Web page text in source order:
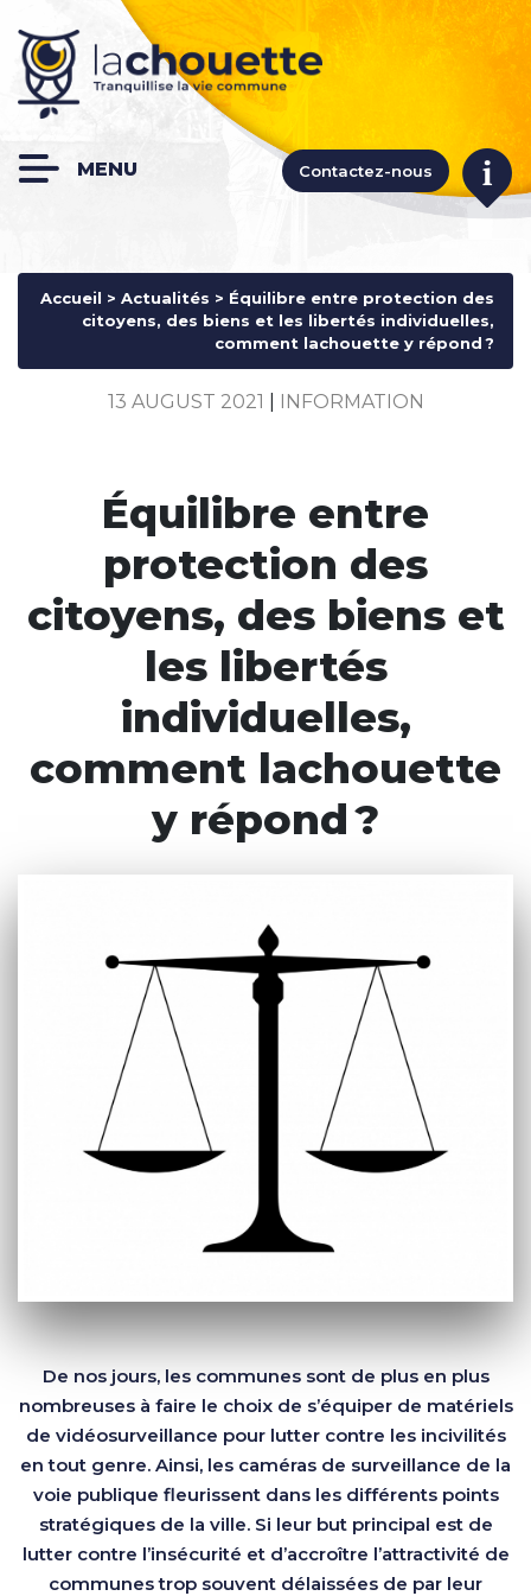
Contactez-nous
Accueil > Actualités > Équilibre entre protection des
citoyens, des biens et les libertés individuelles,
comment lachouette y répond ?
13 AUGUST 2021 INFORMATION
Équilibre entre
protection des
citoyens, des biens et
les libertés
individuelles,
comment lachouette
y répond ?
De nos jours, les communes sont de plus en plus
nombreuses à faire le choix de s’équiper de matériels
de vidéosurveillance pour lutter contre les incivilités
en tout genre. Ainsi, les caméras de surveillance de la
voie publique fleurissent dans les différents points
stratégiques de la ville. Si leur but principal est de
lutter contre l’insécurité et d’accroître l’attractivité de
communes trop souvent délaissées de par leur